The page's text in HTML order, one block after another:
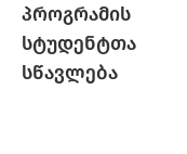
პროგრამის
სტუდენტთა
სწავლება